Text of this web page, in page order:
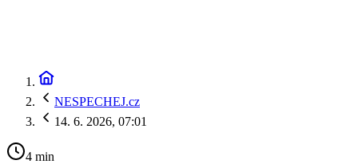
NESPECHEJ.cz
14. 6. 2026, 07:01
4 min